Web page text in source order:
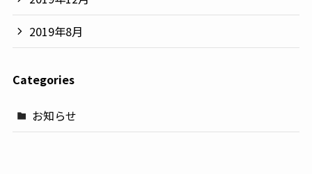
2019年8月
Categories
お知らせ